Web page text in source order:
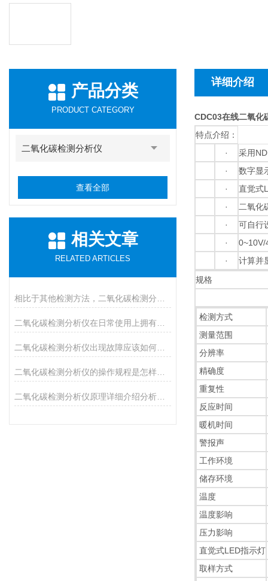
产品分类
PRODUCT CATEGORY
二氧化碳检测分析仪
查看全部
相关文章
RELATED ARTICLES
详细介绍
CDC03在线二氧化
特点介绍：
·
采用
·
数字显
·
直觉式
·
二氧化
·
可自行
·
0~10V/
·
计算并
规格
检测方式
测量范围
分辨率
精确度
重复性
反应时间
暖机时间
警报声
工作环境
储存环境
温度
温度影响
压力影响
直觉式LED指示灯
取样方式